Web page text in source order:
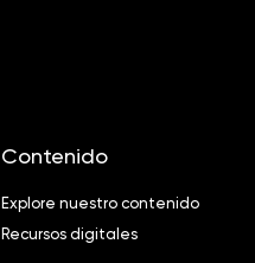
Contenido
Explore nuestro contenido
Recursos digitales